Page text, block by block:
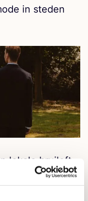
in steden
loka­le brui­loft